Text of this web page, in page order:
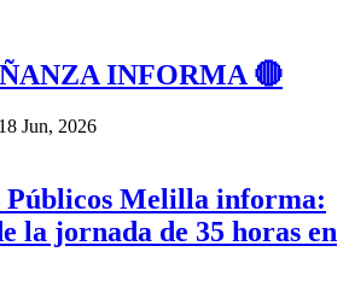
INFORMA 🔴
18 Jun, 2026
Públicos Melilla informa:
la jornada de 35 horas en